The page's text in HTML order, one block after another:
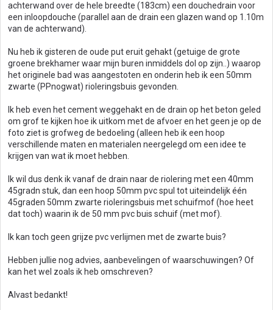
achterwand over de hele breedte (183cm) een douchedrain voor
een inloopdouche (parallel aan de drain een glazen wand op 1.10m
van de achterwand).
Nu heb ik gisteren de oude put eruit gehakt (getuige de grote
groene brekhamer waar mijn buren inmiddels dol op zijn..) waarop
het originele bad was aangestoten en onderin heb ik een 50mm
zwarte (PPnogwat) rioleringsbuis gevonden.
Ik heb even het cement weggehakt en de drain op het beton geled
om grof te kijken hoe ik uitkom met de afvoer en het geen je op de
foto ziet is grofweg de bedoeling (alleen heb ik een hoop
verschillende maten en materialen neergelegd om een idee te
krijgen van wat ik moet hebben.
Ik wil dus denk ik vanaf de drain naar de riolering met een 40mm
45gradn stuk, dan een hoop 50mm pvc spul tot uiteindelijk één
45graden 50mm zwarte rioleringsbuis met schuifmof (hoe heet
dat toch) waarin ik de 50 mm pvc buis schuif (met mof).
Ik kan toch geen grijze pvc verlijmen met de zwarte buis?
Hebben jullie nog advies, aanbevelingen of waarschuwingen? Of
kan het wel zoals ik heb omschreven?
Alvast bedankt!